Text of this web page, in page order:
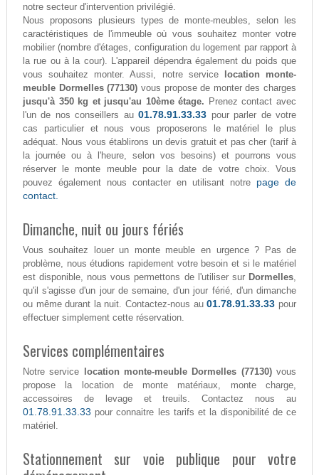
notre secteur d'intervention privilégié.
Nous proposons plusieurs types de monte-meubles, selon les
caractéristiques de l'immeuble où vous souhaitez monter votre
mobilier (nombre d'étages, configuration du logement par rapport à
la rue ou à la cour). L'appareil dépendra également du poids que
vous souhaitez monter. Aussi, notre service
location monte-
meuble Dormelles (77130) vous propose de monter des charges
jusqu'à 350 kg et jusqu'au 10ème étage. Prenez contact avec
l'un de nos conseillers au01.78.91.33.33 pour parler de votre
cas particulier et nous vous proposerons le matériel le plus
adéquat. Nous vous établirons un devis gratuit et pas cher (tarif à
la journée ou à l'heure, selon vos besoins) et pourrons vous
réserver le monte meuble pour la date de votre choix. Vous
pouvez également nous contacter en utilisant notre page de
contact.
Dimanche, nuit ou jours fériés
Vous souhaitez louer un monte meuble en urgence ? Pas de
problème, nous étudions rapidement votre besoin et si le matériel
est disponible, nous vous permettons de l'utiliser sur Dormelles,
qu'il s'agisse d'un jour de semaine, d'un jour férié, d'un dimanche
ou même durant la nuit. Contactez-nous au01.78.91.33.33 pour
effectuer simplement cette réservation.
Services complémentaires
Notre service location monte-meuble Dormelles (77130)vous
propose la location de monte matériaux, monte charge,
accessoires de levage et treuils. Contactez nous au
01.78.91.33.33 pour connaitre les tarifs et la disponibilité de ce
matériel.
Stationnement sur voie publique pour votre